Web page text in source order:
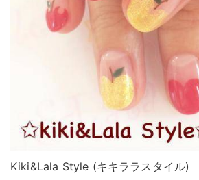
Kiki&Lala Style (キキララスタイル)